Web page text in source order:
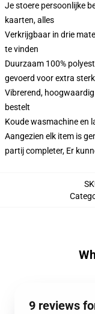
Je stoere persoonlijke
kaarten, alles
Verkrijgbaar in drie
te vinden
Duurzaam 100%
gevoerd voor extra
Vibrerend,
bestelt
Koude wasmachine en
Aangezien elk item is
partij completer, Er
9 reviews